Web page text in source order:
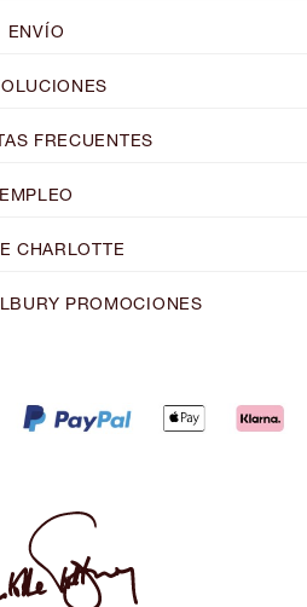
ENVÍO
FRECUENTES
EMPLEO
CHARLOTTE
PROMOCIONES